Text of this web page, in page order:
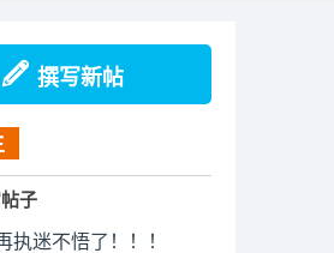
撰写新帖
子
执迷不悟了！！！